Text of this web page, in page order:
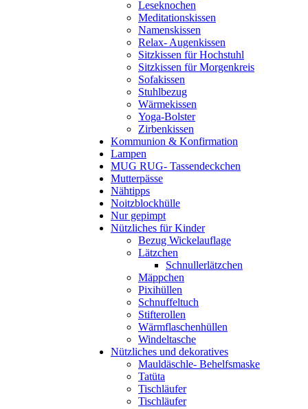
Leseknochen
Meditationskissen
Namenskissen
Relax- Augenkissen
Sitzkissen für Hochstuhl
Sitzkissen für Morgenkreis
Sofakissen
Stuhlbezug
Wärmekissen
Yoga-Bolster
Zirbenkissen
Kommunion & Konfirmation
Lampen
MUG RUG- Tassendeckchen
Mutterpässe
Nähtipps
Noitzblockhülle
Nur gepimpt
Nützliches für Kinder
Bezug Wickelauflage
Lätzchen
Schnullerlätzchen
Mäppchen
Pixihüllen
Schnuffeltuch
Stifterollen
Wärmflaschenhüllen
Windeltasche
Nützliches und dekoratives
Mauldäschle- Behelfsmaske
Tatüta
Tischläufer
Tischläufer